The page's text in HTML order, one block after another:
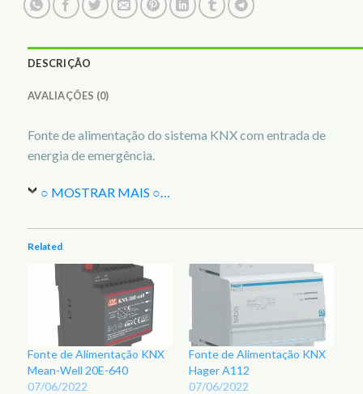
DESCRIÇÃO
AVALIAÇÕES (0)
Fonte de alimentação do sistema KNX com entrada de
energia de emergência.
○ MOSTRAR MAIS ○
Related
Fonte de Alimentação KNX
Mean-Well 20E-640
07/06/2022
Fonte de Alimentação KNX
Hager A112
07/06/2022